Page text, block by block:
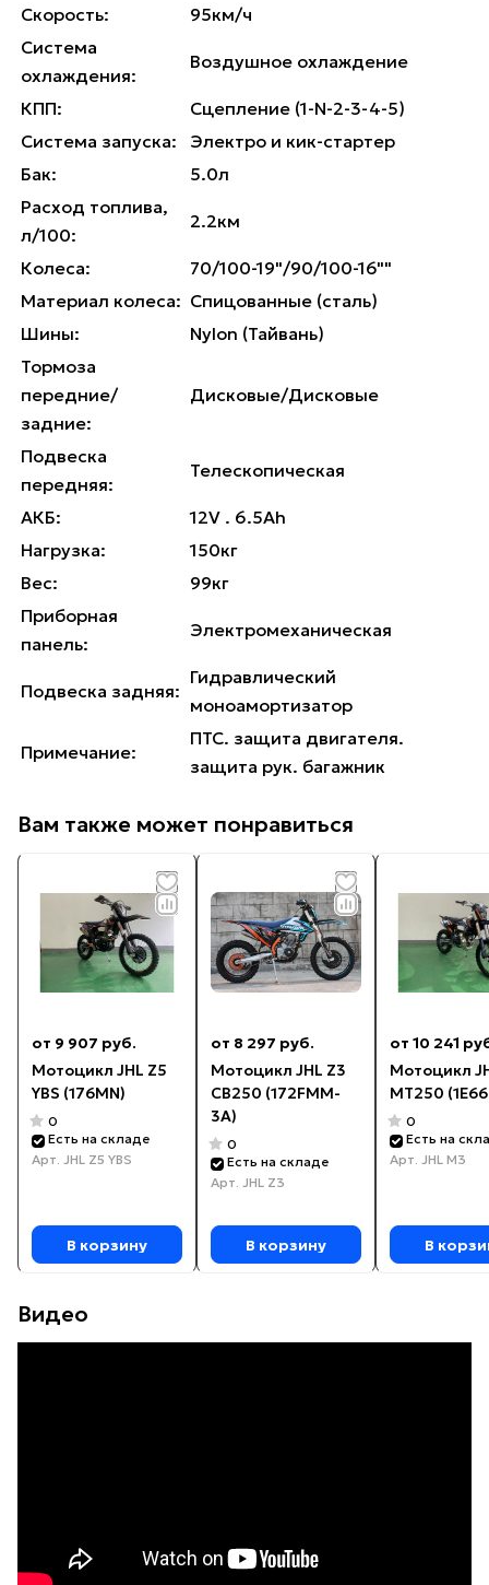
Скорость:
95км/ч
Система
охлаждения:
Воздушное охлаждение
КПП:
Сцепление (1-N-2-3-4-5)
Система запуска:
Электро и кик-стартер
Бак:
5.0л
Расход топлива,
л/100:
2.2км
Колеса:
70/100-19"/90/100-16""
Материал колеса: Спицованные (сталь)
Шины:
Nylon (Тайвань)
Тормоза
передние/
задние:
Дисковые/Дисковые
Подвеска
передняя:
Телескопическая
АКБ:
12V . 6.5Аh
Нагрузка:
150кг
Вес:
99кг
Приборная
панель:
Электромеханическая
Подвеска задняя:
Гидравлический
моноамортизатор
Примечание:
ПТС. защита двигателя.
защита рук. багажник
Вам также может понравиться
от 9 907 руб.
Мотоцикл JHL Z5
YBS (176MN)
0
Есть на складе
Арт. JHL Z5 YBS
В корзину
от 8 297 руб.
Мотоцикл JHL Z3
CB250 (172FMM-
3A)
0
Есть на складе
Арт. JHL Z3
В корзину
от 10 241
Мотоцикл
MT250
0
Есть на
Арт. JHL M3
В
Видео